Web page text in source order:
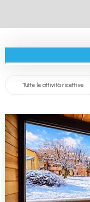
Tutte le attività ricettive